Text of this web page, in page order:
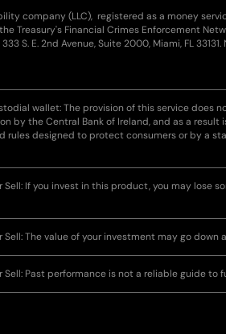
company (LLC), registered as a money
Treasury's Financial Crimes Enforcement
S. E. 2nd Avenue, Suite 2000, Miami, FL 33131.
wallet: The provision of this service does
by the Central Bank of Ireland, and as a result
rules designed to protect consumers or by a
Sell: If you invest in this product, you may lose
Sell: The value of your investment may go down
Sell: Past performance is not a reliable guide to